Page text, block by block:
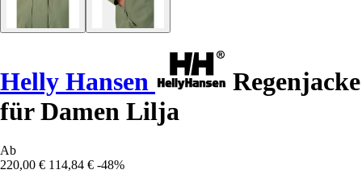
Helly Hansen
Regenjacke
für Damen Lilja
Ab
220,00 € 114,84 € -48%